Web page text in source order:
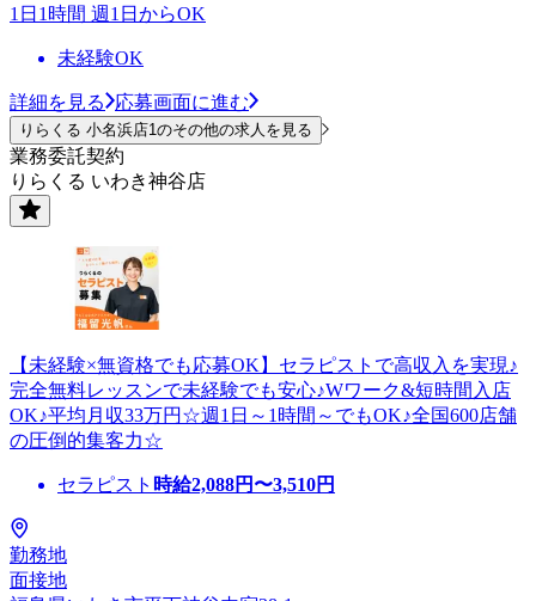
1日1時間 週1日からOK
未経験OK
詳細を見る 応募画面に進む
りらくる 小名浜店1のその他の求人を見る
業務委託契約
りらくる いわき神谷店
【未経験×無資格でも応募OK】セラピストで高収入を実現♪
完全無料レッスンで未経験でも安心♪Wワーク&短時間入店
OK♪平均月収33万円☆週1日～1時間～でもOK♪全国600店舗
の圧倒的集客力☆
セラピスト 時給2,088円〜3,510円
勤務地
面接地